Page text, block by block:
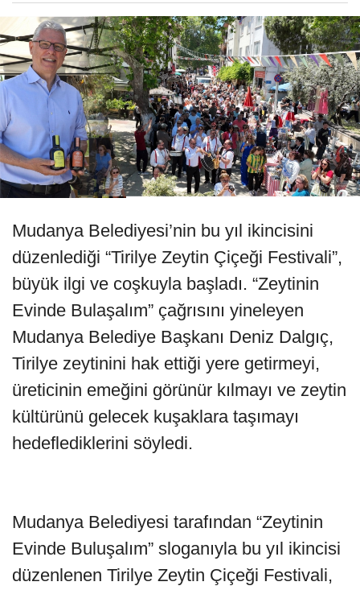
Mudanya Belediyesi’nin bu yıl ikincisini
düzenlediği “Tirilye Zeytin Çiçeği Festivali”,
büyük ilgi ve coşkuyla başladı. “Zeytinin
Evinde Bulaşalım” çağrısını yineleyen
Mudanya Belediye Başkanı Deniz Dalgıç,
Tirilye zeytinini hak ettiği yere getirmeyi,
üreticinin emeğini görünür kılmayı ve zeytin
kültürünü gelecek kuşaklara taşımayı
hedeflediklerini söyledi.
Mudanya Belediyesi tarafından “Zeytinin
Evinde Buluşalım” sloganıyla bu yıl ikincisi
düzenlenen Tirilye Zeytin Çiçeği Festivali,